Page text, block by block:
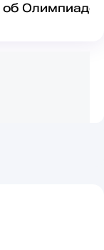
об Олимпиаде-